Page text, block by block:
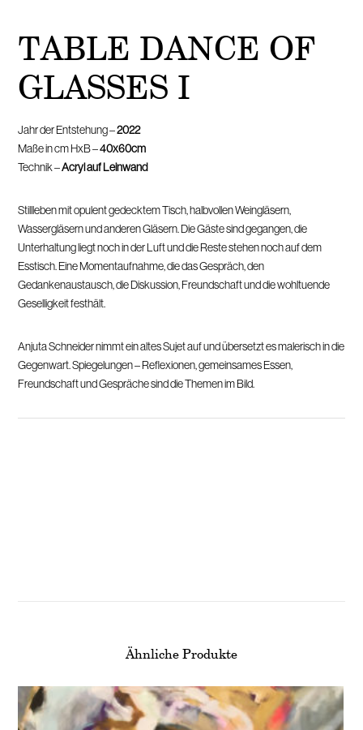
TABLE DANCE OF
GLASSES I
Jahr der Entstehung –2022
Maße in cm HxB –40x60cm
Technik –Acryl auf Leinwand
Stillleben mit opulent gedecktem Tisch, halbvollen Weingläsern,
Wassergläsern und anderen Gläsern. Die Gäste sind gegangen, die
Unterhaltung liegt noch in der Luft und die Reste stehen noch auf dem
Esstisch. Eine Momentaufnahme, die das Gespräch, den
Gedankenaustausch, die Diskussion, Freundschaft und die wohltuende
Geselligkeit festhält.
Anjuta Schneider nimmt ein altes Sujet auf und übersetzt es malerisch in die
Gegenwart. Spiegelungen – Reflexionen, gemeinsames Essen,
Freundschaft und Gespräche sind die Themen im Bild.
Ähnliche Produkte